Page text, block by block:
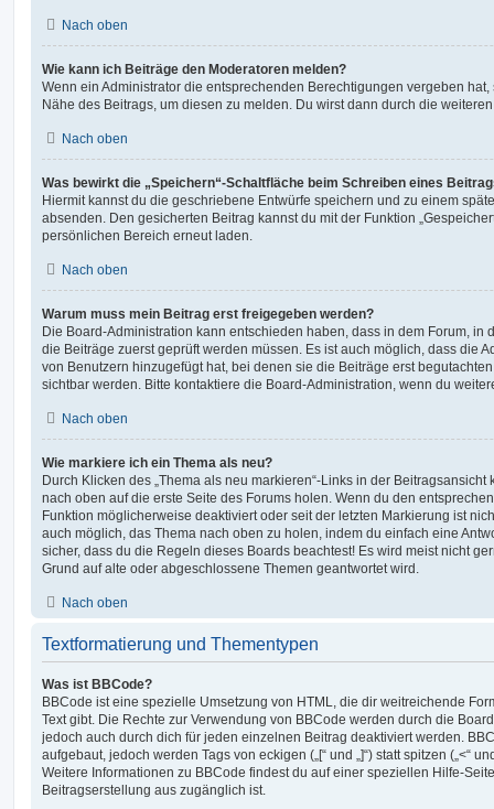
Nach oben
Wie kann ich Beiträge den Moderatoren melden?
Wenn ein Administrator die entsprechenden Berechtigungen vergeben
Nähe des Beitrags, um diesen zu melden. Du wirst dann durch die
Nach oben
Was bewirkt die „Speichern“-Schaltfläche beim Schreiben eines
Hiermit kannst du die geschriebene Entwürfe speichern und zu einem
absenden. Den gesicherten Beitrag kannst du mit der Funktion
persönlichen Bereich erneut laden.
Nach oben
Warum muss mein Beitrag erst freigegeben werden?
Die Board-Administration kann entschieden haben, dass in dem Forum, in
die Beiträge zuerst geprüft werden müssen. Es ist auch möglich, dass die
von Benutzern hinzugefügt hat, bei denen sie die Beiträge erst
sichtbar werden. Bitte kontaktiere die Board-Administration, wenn du
Nach oben
Wie markiere ich ein Thema als neu?
Durch Klicken des „Thema als neu markieren“-Links in der
nach oben auf die erste Seite des Forums holen. Wenn du den
Funktion möglicherweise deaktiviert oder seit der letzten Markierung ist
auch möglich, das Thema nach oben zu holen, indem du einfach eine
sicher, dass du die Regeln dieses Boards beachtest! Es wird meist nicht
Grund auf alte oder abgeschlossene Themen geantwortet wird.
Nach oben
Textformatierung und Thementypen
Was ist BBCode?
BBCode ist eine spezielle Umsetzung von HTML, die dir weitreichende
Text gibt. Die Rechte zur Verwendung von BBCode werden durch die
jedoch auch durch dich für jeden einzelnen Beitrag deaktiviert werden.
aufgebaut, jedoch werden Tags von eckigen („[“ und „]“) statt spitzen („<“
Weitere Informationen zu BBCode findest du auf einer speziellen Hilfe-
Beitragserstellung aus zugänglich ist.